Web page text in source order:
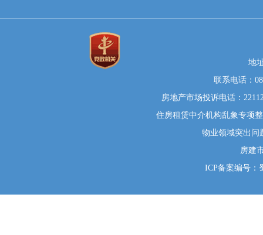
地
联系电话：
房地产市场投诉电话：
住房租赁中介机构乱象专项
物业领域突出问
房建
ICP备案编号：